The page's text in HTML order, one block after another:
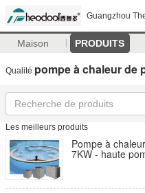
Guangzhou
Maison PRODUITS
Qualité pompe à chaleur de
Les meilleurs produits
Pompe à
7KW - haute